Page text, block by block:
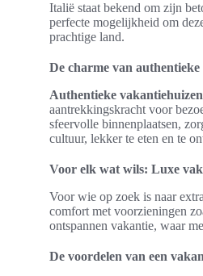
Italië staat bekend om zijn
perfecte mogelijkheid om
prachtige land.
De charme van
Authentieke
aantrekkingskracht voor
sfeervolle binnenplaatsen,
cultuur, lekker te eten en te
Voor elk wat wils: Luxe
Voor wie op zoek is naar
comfort met voorzieningen
ontspannen vakantie, waar
De voordelen van een